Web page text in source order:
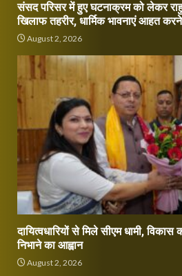
संसद परिसर में हुए घटनाक्रम को लेकर
खिलाफ तहरीर, धार्मिक भावनाएं आहत
August 2, 2026
दायित्वधारियों से मिले सीएम धामी, विकास
निभाने का आह्वान
August 2, 2026